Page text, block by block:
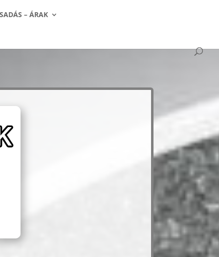
– ÁRAK